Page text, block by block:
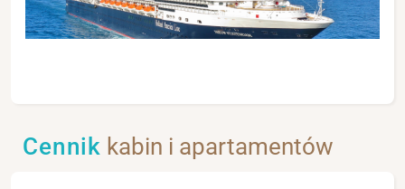
Cennik kabin i apartamentów